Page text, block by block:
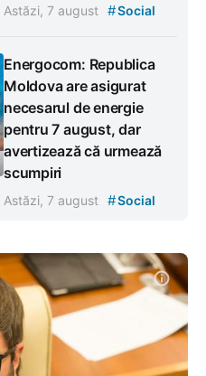
Astăzi, 7 august #Social
Energocom: Republica
Moldova are asigurat
necesarul de energie
pentru 7 august, dar
avertizează că urmează
scumpiri
Astăzi, 7 august #Social